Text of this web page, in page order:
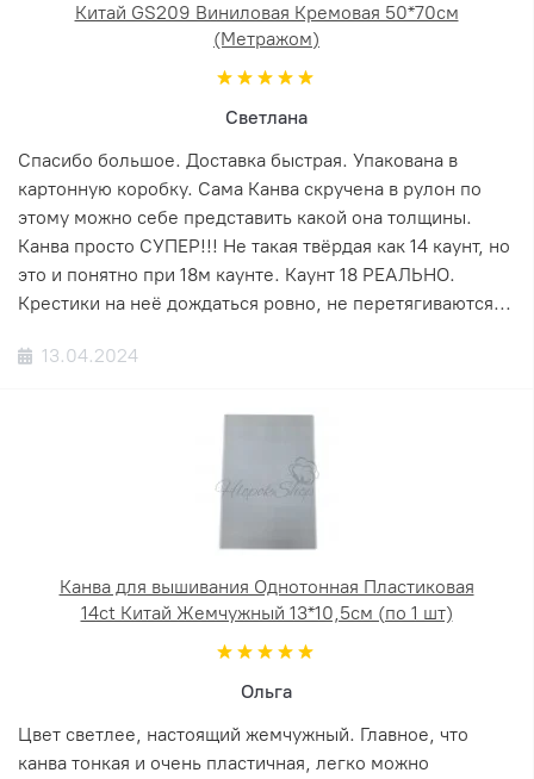
Китай GS209 Виниловая Кремовая 50*70см
(Метражом)
Светлана
Спасибо большое. Доставка быстрая. Упакована в
картонную коробку. Сама Канва скручена в рулон по
этому можно себе представить какой она толщины.
Канва просто СУПЕР!!! Не такая твёрдая как 14 каунт, но
это и понятно при 18м каунте. Каунт 18 РЕАЛЬНО.
Крестики на неё дождаться ровно, не перетягиваются...
13.04.2024
Канва для вышивания Однотонная Пластиковая
14ct Китай Жемчужный 13*10,5см (по 1 шт)
Ольга
Цвет светлее, настоящий жемчужный. Главное, что
канва тонкая и очень пластичная, легко можно